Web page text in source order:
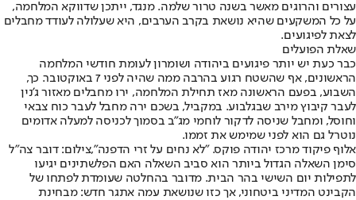
עצורים והרוגים מאשר בשנה טרור שלמה. מנגד, ייתכן שדווקא המלחמה,
על כל המשקעים שהיא נושאת בקרב הערבים, היא שעלולה לעודד מחבלים
לצאת לפיגועים.
שאלת הפועלים
כבר כעת יש יותר פיגועים ביהודה ושומרון לעומת חודשי המלחמה
הראשונים, אף שהשטח רגוע בהרבה ממה שהיה לפני 7 באוקטובר. כך,
השבוע, בפעם הראשונה מאז תחילת המלחמה, ירו מחבלים מאזור ג'נין
לעבר קיבוץ מירב שבגלבוע. במקביל, בשכם ירה מחבל לעבר כוח צבאי
וחוסל, ומחבל שניסה לדקור לוחמי מג"ב בסמוך לכניסה למעלה אדומים
נוטרל גם הוא לפני שמימש את זממו.
אלוף פיקוד מרכז יהודה פוקס. "לא נחים על זרי הדפנה",צילום: דובר צה"ל
סימן השאלה הגדול ביותר הוא סביב השאלה האם הפלשתינים יגיעו
לתפילות יום השישי בהר הבית. מדובר בהחלטה שעומדת לפתחו של
הקבינט המדיני ביטחוני, אך כזו שנושאת עמה אתגר חדש: מבחינת